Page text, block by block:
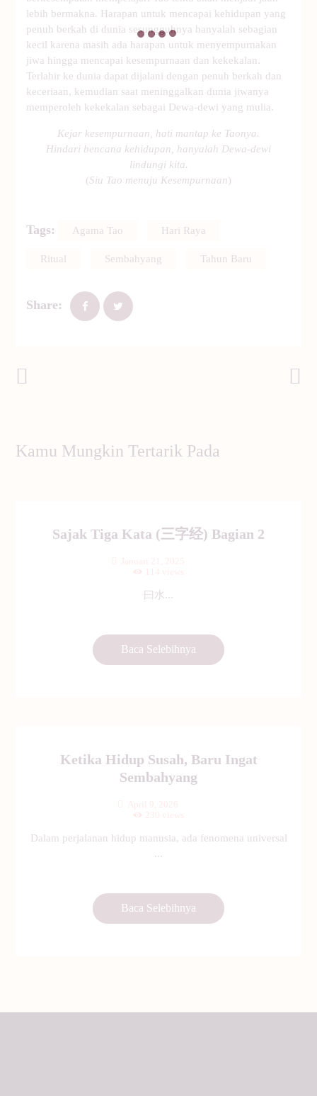
lebih bermakna. Harapan untuk mencapai kehidupan yang
penuh berkah di dunia sesungguhnya hanyalah sebagian
kecil karena masih ada harapan untuk menyempurnakan
jiwa hingga mencapai kesempurnaan dan kekekalan.
Terlahir ke dunia dapat dijalani dengan penuh berkah dan
keceriaan, kemudian saat meninggalkan dunia jiwanya
memperoleh kekekalan sebagai Dewa-dewi yang mulia.
Kejar kesempurnaan, hati mantap ke Taonya.
Hindari bencana kehidupan, hanyalah Dewa-dewi
lindungi kita.
( Siu Tao menuju Kesempurnaan)
Tags: Agama Tao Hari Raya
Ritual Sembahyang Tahun Baru
Share:
Kamu Mungkin Tertarik Pada
Sajak Tiga Kata (三字经) Bagian 2
曰水...
Baca Selebihnya
Ketika Hidup Susah, Baru Ingat
Sembahyang
Dalam perjalanan hidup manusia, ada fenomena universal
...
Baca Selebihnya